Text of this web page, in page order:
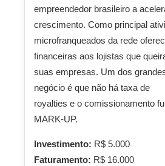
empreendedor brasileiro a
crescimento. Como principal
microfranqueados da rede
financeiras aos lojistas que
suas empresas. Um dos
negócio é que não há taxa de
royalties e o comissionamento
MARK-UP.
Investimento: R$ 5.000
Faturamento: R$ 16.000